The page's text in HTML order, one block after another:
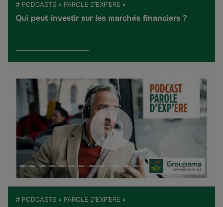
# PODCASTS « PAROLE D’EXP’ERE »
Qui peut investir sur les marchés financiers ?
# PODCASTS « PAROLE D’EXP’ERE »